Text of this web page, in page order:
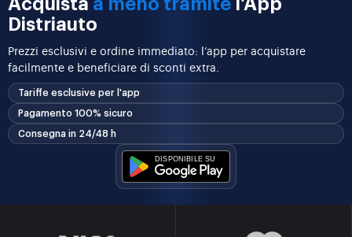
Acquista a meno tramite l'App
Distriauto
Prezzi esclusivi e ordine immediato: l’app per acquistare
facilmente e beneficiare di sconti extra.
Tariffe esclusive per l'app
Pagamento 100% sicuro
Consegna in 24/48 h